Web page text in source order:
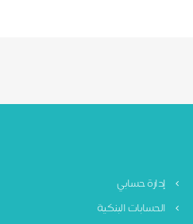
إدارة حسابي
الحسابات البنكية